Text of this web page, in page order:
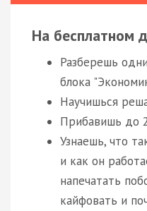
На бесплатном
Разберешь
блока
Научишься
Прибавишь до
Узнаешь, что
и как он
напечатать
кайфовать и